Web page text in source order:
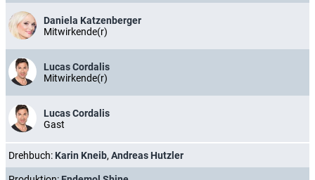
Daniela Katzenberger
Mitwirkende(r)
Lucas Cordalis
Mitwirkende(r)
Lucas Cordalis
Gast
Drehbuch: Karin Kneib, Andreas Hutzler